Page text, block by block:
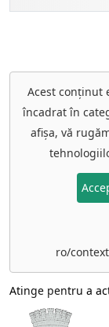
Acest conținut
încadrat în
afișa, vă
ro/
Atinge pentru a